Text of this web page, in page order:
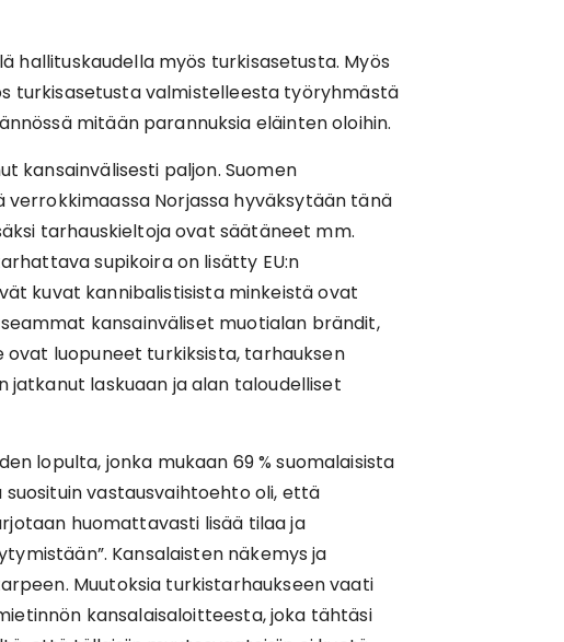
hallituskaudella myös turkisasetusta. Myös
turkisasetusta valmistelleesta työryhmästä
mitään parannuksia eläinten oloihin.
kansainvälisesti paljon. Suomen
Norjassa hyväksytään tänä
tarhauskieltoja ovat säätäneet mm.
supikoira on lisätty EU:n
kuvat kannibalistisista minkeistä ovat
kansainväliset muotialan brändit,
ovat luopuneet turkiksista, tarhauksen
jatkanut laskuaan ja alan taloudelliset
lopulta, jonka mukaan 69 % suomalaisista
vastausvaihtoehto oli, että
huomattavasti lisää tilaa ja
Kansalaisten näkemys ja
Muutoksia turkistarhaukseen vaati
kansalaisaloitteesta, joka tähtäsi